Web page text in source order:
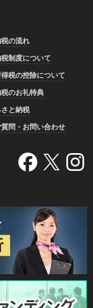
の流れ
制度について
税の控除について
のお礼特典
と納税
問・お問い合わせ